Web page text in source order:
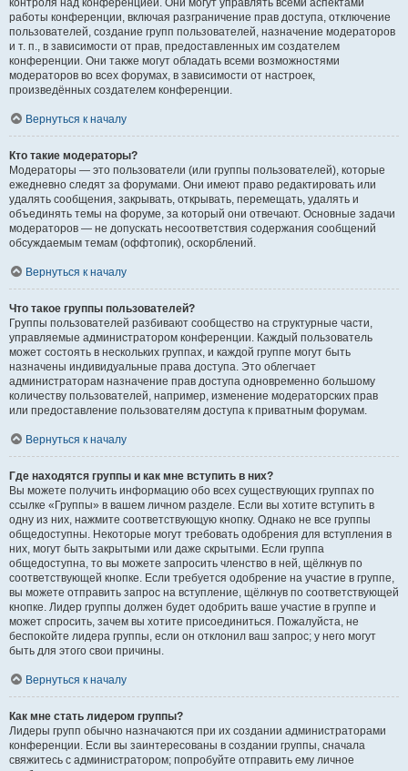
контроля над конференцией. Они могут управлять всеми аспектами
работы конференции, включая разграничение прав доступа, отключение
пользователей, создание групп пользователей, назначение модераторов
и т. п., в зависимости от прав, предоставленных им создателем
конференции. Они также могут обладать всеми возможностями
модераторов во всех форумах, в зависимости от настроек,
произведённых создателем конференции.
Вернуться к началу
Кто такие модераторы?
Модераторы — это пользователи (или группы пользователей), которые
ежедневно следят за форумами. Они имеют право редактировать или
удалять сообщения, закрывать, открывать, перемещать, удалять и
объединять темы на форуме, за который они отвечают. Основные задачи
модераторов — не допускать несоответствия содержания сообщений
обсуждаемым темам (оффтопик), оскорблений.
Вернуться к началу
Что такое группы пользователей?
Группы пользователей разбивают сообщество на структурные части,
управляемые администратором конференции. Каждый пользователь
может состоять в нескольких группах, и каждой группе могут быть
назначены индивидуальные права доступа. Это облегчает
администраторам назначение прав доступа одновременно большому
количеству пользователей, например, изменение модераторских прав
или предоставление пользователям доступа к приватным форумам.
Вернуться к началу
Где находятся группы и как мне вступить в них?
Вы можете получить информацию обо всех существующих группах по
ссылке «Группы» в вашем личном разделе. Если вы хотите вступить в
одну из них, нажмите соответствующую кнопку. Однако не все группы
общедоступны. Некоторые могут требовать одобрения для вступления в
них, могут быть закрытыми или даже скрытыми. Если группа
общедоступна, то вы можете запросить членство в ней, щёлкнув по
соответствующей кнопке. Если требуется одобрение на участие в группе,
вы можете отправить запрос на вступление, щёлкнув по соответствующей
кнопке. Лидер группы должен будет одобрить ваше участие в группе и
может спросить, зачем вы хотите присоединиться. Пожалуйста, не
беспокойте лидера группы, если он отклонил ваш запрос; у него могут
быть для этого свои причины.
Вернуться к началу
Как мне стать лидером группы?
Лидеры групп обычно назначаются при их создании администраторами
конференции. Если вы заинтересованы в создании группы, сначала
свяжитесь с администратором; попробуйте отправить ему личное